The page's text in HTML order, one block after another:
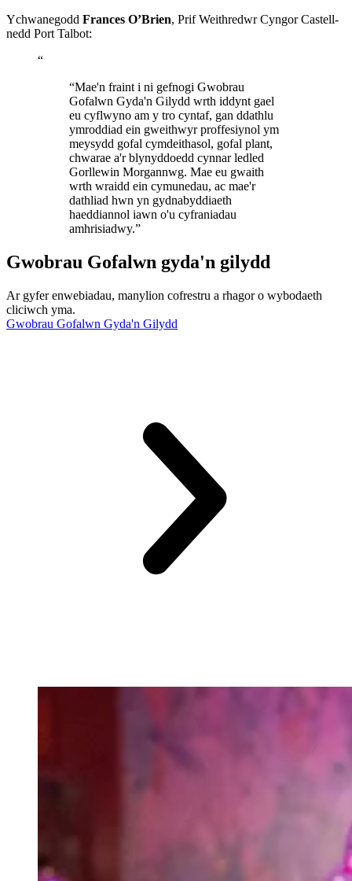
Ychwanegodd Frances O’Brien, Prif Weithredwr Cyngor Castell-
nedd Port Talbot:
“
“Mae'n fraint i ni gefnogi Gwobrau
Gofalwn Gyda'n Gilydd wrth iddynt gael
eu cyflwyno am y tro cyntaf, gan ddathlu
ymroddiad ein gweithwyr proffesiynol ym
meysydd gofal cymdeithasol, gofal plant,
chwarae a'r blynyddoedd cynnar ledled
Gorllewin Morgannwg. Mae eu gwaith
wrth wraidd ein cymunedau, ac mae'r
dathliad hwn yn gydnabyddiaeth
haeddiannol iawn o'u cyfraniadau
amhrisiadwy.”
Gwobrau Gofalwn gyda'n gilydd
Ar gyfer enwebiadau, manylion cofrestru a rhagor o wybodaeth
cliciwch yma.
Gwobrau Gofalwn Gyda'n Gilydd